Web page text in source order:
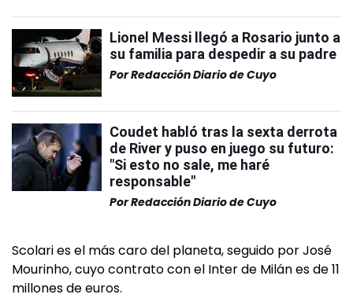
Lionel Messi llegó a Rosario junto a
su familia para despedir a su padre
PorRedacción Diario de Cuyo
Coudet habló tras la sexta derrota
de River y puso en juego su futuro:
"Si esto no sale, me haré
responsable"
PorRedacción Diario de Cuyo
Scolari es el más caro del planeta, seguido por José
Mourinho, cuyo contrato con el Inter de Milán es de 11
millones de euros.